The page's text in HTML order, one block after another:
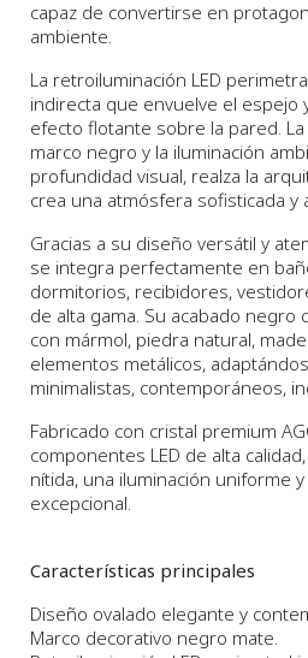
capaz de convertirse en
ambiente.
La retroiluminación LED
indirecta que envuelve el espejo
efecto flotante sobre la pared.
marco negro y la iluminación
profundidad visual, realza la
crea una atmósfera sofisticada y
Gracias a su diseño versátil y
se integra perfectamente en
dormitorios, recibidores,
de alta gama. Su acabado negro
con mármol, piedra natural,
elementos metálicos,
minimalistas, contemporáneos,
Fabricado con cristal premium
componentes LED de alta
nítida, una iluminación uniforme
excepcional.
Características principales
Diseño ovalado elegante y
Marco decorativo negro mate.